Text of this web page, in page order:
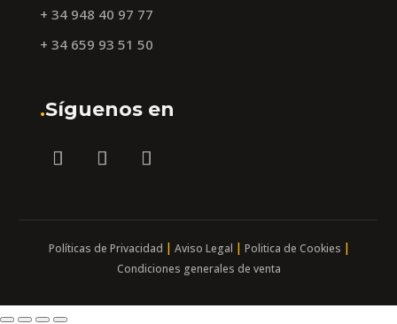
+ 34 948 40 97 77
+ 34 659 93 51 50
.Síguenos en
Políticas de Privacidad | Aviso Legal | Politica de Cookies |
Condiciones generales de venta